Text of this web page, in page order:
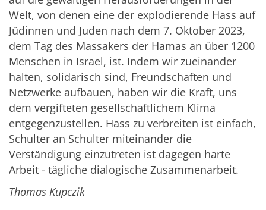
Welt, von denen eine der explodierende Hass auf
Jüdinnen und Juden nach dem 7. Oktober 2023,
dem Tag des Massakers der Hamas an über 1200
Menschen in Israel, ist. Indem wir zueinander
halten, solidarisch sind, Freundschaften und
Netzwerke aufbauen, haben wir die Kraft, uns
dem vergifteten gesellschaftlichem Klima
entgegenzustellen. Hass zu verbreiten ist einfach,
Schulter an Schulter miteinander die
Verständigung einzutreten ist dagegen harte
Arbeit - tägliche dialogische Zusammenarbeit.
Thomas Kupczik